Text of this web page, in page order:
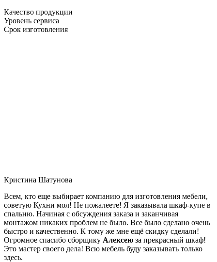
Качество продукции
Уровень сервиса
Срок изготовления
Кристина Шатунова
Всем, кто еще выбирает компанию для изготовления мебели,
советую Кухни мол! Не пожалеете! Я заказывала шкаф-купе в
спальню. Начиная с обсуждения заказа и заканчивая
монтажом никаких проблем не было. Все было сделано очень
быстро и качественно. К тому же мне ещё скидку сделали!
Огромное спасибо сборщику Алексею за прекрасный шкаф!
Это мастер своего дела! Всю мебель буду заказывать только
здесь.